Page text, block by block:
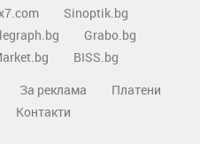
Sinoptik.bg
Grabo.bg
BISS.bg
За реклама
Платени
Контакти